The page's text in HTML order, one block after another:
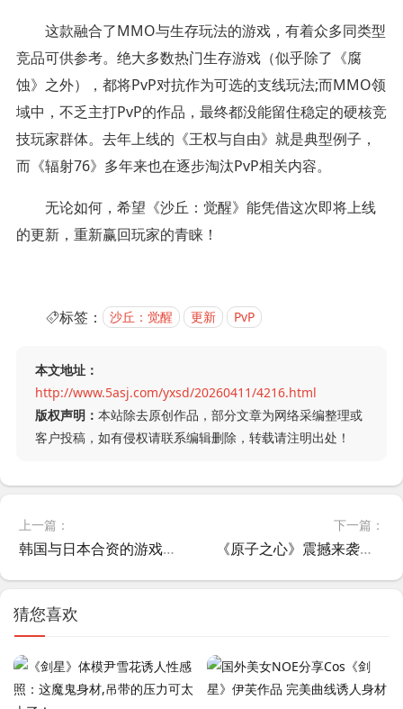
这款融合了MMO与生存玩法的游戏，有着众多同类型
竞品可供参考。绝大多数热门生存游戏（似乎除了《腐
蚀》之外），都将PvP对抗作为可选的支线玩法;而MMO领
域中，不乏主打PvP的作品，最终都没能留住稳定的硬核竞
技玩家群体。去年上线的《王权与自由》就是典型例子，
而《辐射76》多年来也在逐步淘汰PvP相关内容。
无论如何，希望《沙丘：觉醒》能凭借这次即将上线
的更新，重新赢回玩家的青睐！
标签： 沙丘：觉醒 更新 PvP
本文地址：
http://www.5asj.com/yxsd/20260411/4216.html
版权声明： 本站除去原创作品，部分文章为网络采编整理或
客户投稿，如有侵权请联系编辑删除，转载请注明出处！
上一篇：
韩国与日本合资的游戏开发商及发行商Nexon终止神秘项目的研发工作
下一篇：
《原子之心》震撼来袭！DLC#4“血染水晶”和终极版现已推出
猜您喜欢